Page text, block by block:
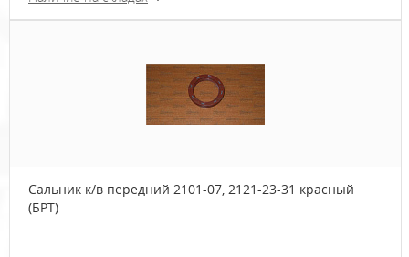
Сальник к/в передний 2101-07, 2121-23-31 красный
(БРТ)